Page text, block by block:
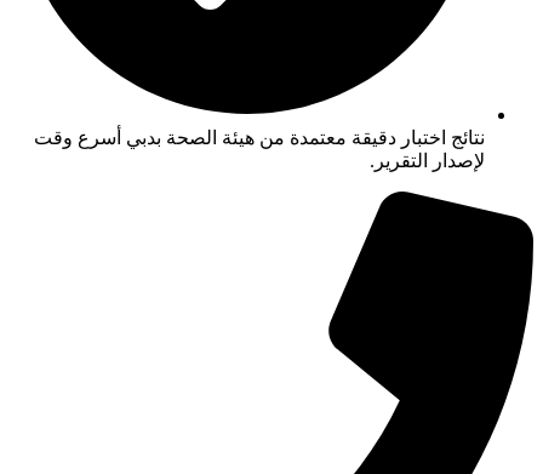
نتائج اختبار دقيقة معتمدة من هيئة الصحة بدبي أسرع وقت
لإصدار التقرير.